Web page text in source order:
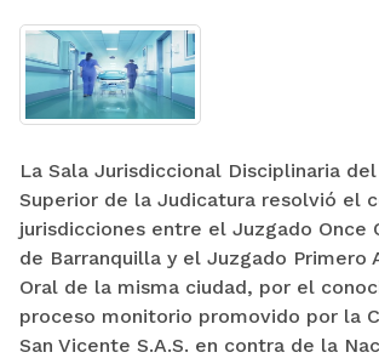
La Sala Jurisdiccional Disciplinaria
Superior de la Judicatura resolvió el
jurisdicciones entre el Juzgado Once
de Barranquilla y el Juzgado Primero
Oral de la misma ciudad, por el
proceso monitorio promovido por la
San Vicente S.A.S. en contra de la